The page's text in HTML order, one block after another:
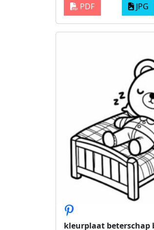
PDF JPG
kleurplaat beterschap